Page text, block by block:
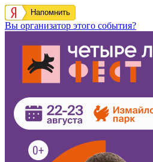
Напомнить
Вы организатор этого события?